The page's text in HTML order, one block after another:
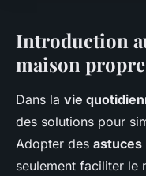
Introduction
maison
Dans la vie
des solutions pour
Adopter des astuces
seulement faciliter le